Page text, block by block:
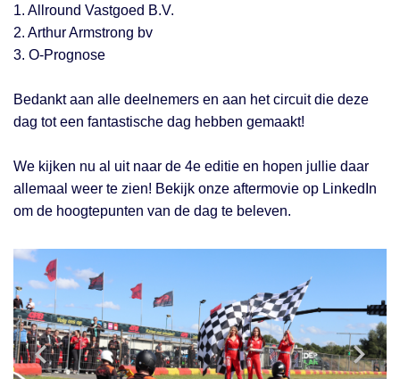
1. Allround Vastgoed B.V.
2. Arthur Armstrong bv
3. O-Prognose
Bedankt aan alle deelnemers en aan het circuit die deze
dag tot een fantastische dag hebben gemaakt!
We kijken nu al uit naar de 4e editie en hopen jullie daar
allemaal weer te zien! Bekijk onze aftermovie op LinkedIn
om de hoogtepunten van de dag te beleven.